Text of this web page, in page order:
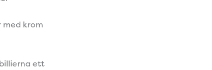
med krom
ett